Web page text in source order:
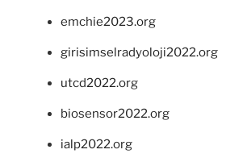
emchie2023.org
girisimselradyoloji2022.org
utcd2022.org
biosensor2022.org
ialp2022.org